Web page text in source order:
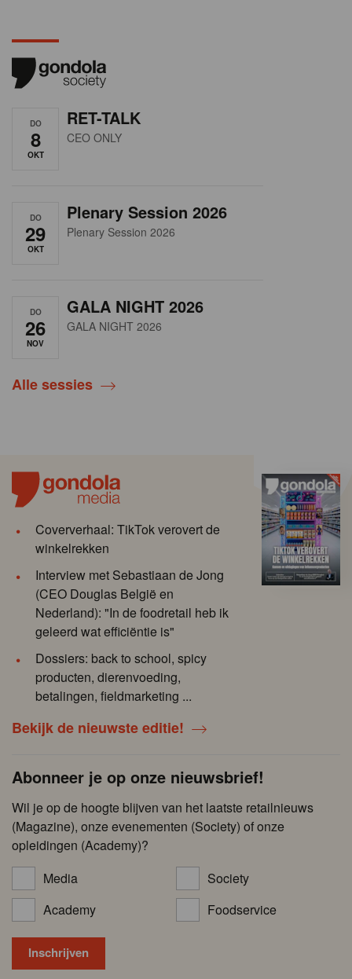
DO
8
OKT
RET-TALK
CEO ONLY
DO
29
OKT
Plenary Session 2026
Plenary Session 2026
DO
26
NOV
GALA NIGHT 2026
GALA NIGHT 2026
Alle sessies
Coververhaal: TikTok verovert de
winkelrekken
Interview met Sebastiaan de Jong
(CEO Douglas België en
Nederland): "In de foodretail heb ik
geleerd wat efficiëntie is"
Dossiers: back to school, spicy
producten, dierenvoeding,
betalingen, fieldmarketing ...
Bekijk de nieuwste editie!
Abonneer je op onze nieuwsbrief!
Wil je op de hoogte blijven van het laatste retailnieuws
(Magazine), onze evenementen (Society) of onze
opleidingen (Academy)?
Media
Society
Academy
Foodservice